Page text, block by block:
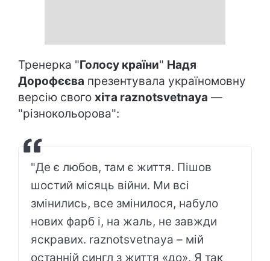
Тренерка "Голосу країни" Надя
Дорофєєва презентувала україномовну
версію свого хіта raznotsvetnaya —
"різнокольорова":
"Де є любов, там є життя. Пішов
шостий місяць війни. Ми всі
змінились, все змінилося, набуло
нових фарб і, на жаль, не завжди
яскравих. raznotsvetnaya – мій
останній сингл з життя «до». Я так